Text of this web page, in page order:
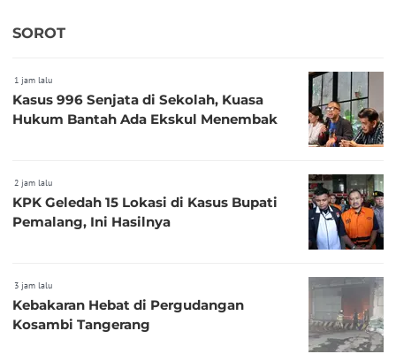
SOROT
1 jam lalu
Kasus 996 Senjata di Sekolah, Kuasa
Hukum Bantah Ada Ekskul Menembak
2 jam lalu
KPK Geledah 15 Lokasi di Kasus Bupati
Pemalang, Ini Hasilnya
3 jam lalu
Kebakaran Hebat di Pergudangan
Kosambi Tangerang